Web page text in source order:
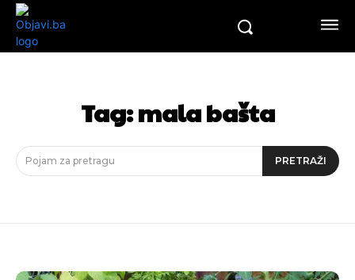
Tag:mala bašta
Pojam za pretragu PRETRAŽI